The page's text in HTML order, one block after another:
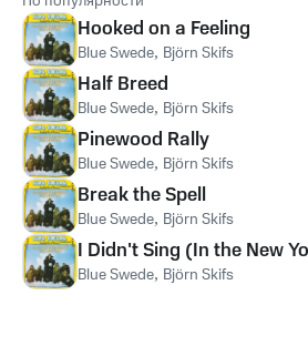
Hooked on a Feeling
Blue Swede, Björn Skifs
Half Breed
Blue Swede, Björn Skifs
Pinewood Rally
Blue Swede, Björn Skifs
Break the Spell
Blue Swede, Björn Skifs
I Didn't Sing (In the New
Blue Swede, Björn Skifs